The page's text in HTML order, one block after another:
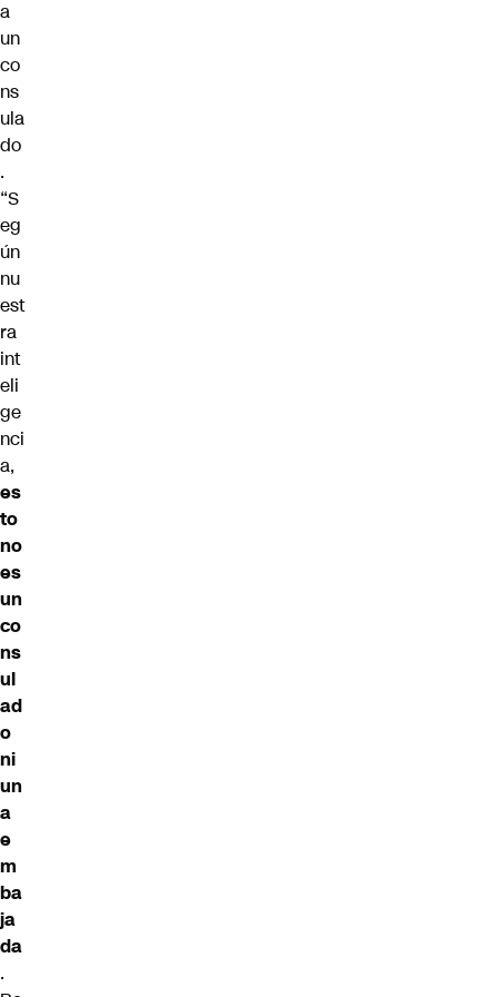
a
un
co
ns
ula
do
.
“S
eg
ún
nu
est
ra
int
eli
ge
nci
a,
es
to
no
es
un
co
ns
ul
ad
o
ni
un
a
e
m
ba
ja
da
.